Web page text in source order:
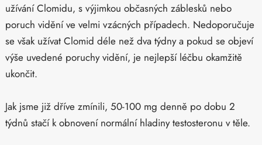
užívání Clomidu, s výjimkou občasných záblesků nebo
poruch vidění ve velmi vzácných případech. Nedoporučuje
se však užívat Clomid déle než dva týdny a pokud se objeví
výše uvedené poruchy vidění, je nejlepší léčbu okamžitě
ukončit.
Jak jsme již dříve zmínili, 50-100 mg denně po dobu 2
týdnů stačí k obnovení normální hladiny testosteronu v těle.